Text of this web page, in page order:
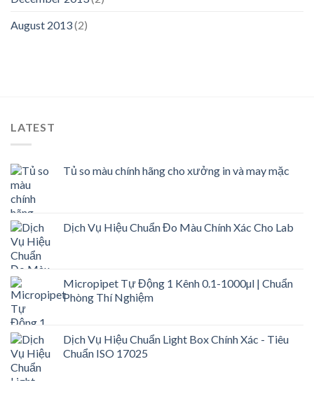
August 2013(2)
LATEST
Tủ so màu chính hãng cho xưởng in và may mặc
Dịch Vụ Hiệu Chuẩn Đo Màu Chính Xác Cho Lab
Micropipet Tự Động 1 Kênh 0.1-1000µl | Chuẩn
Phòng Thí Nghiệm
Dịch Vụ Hiệu Chuẩn Light Box Chính Xác - Tiêu
Chuẩn ISO 17025